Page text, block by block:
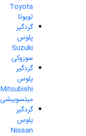
Toyota
تویوتا
گردگیر
پلوس
Suzuki
سوزوکی
گردگیر
پلوس
Mitsubishi
میتسوبیشی
گردگیر
پلوس
Nissan